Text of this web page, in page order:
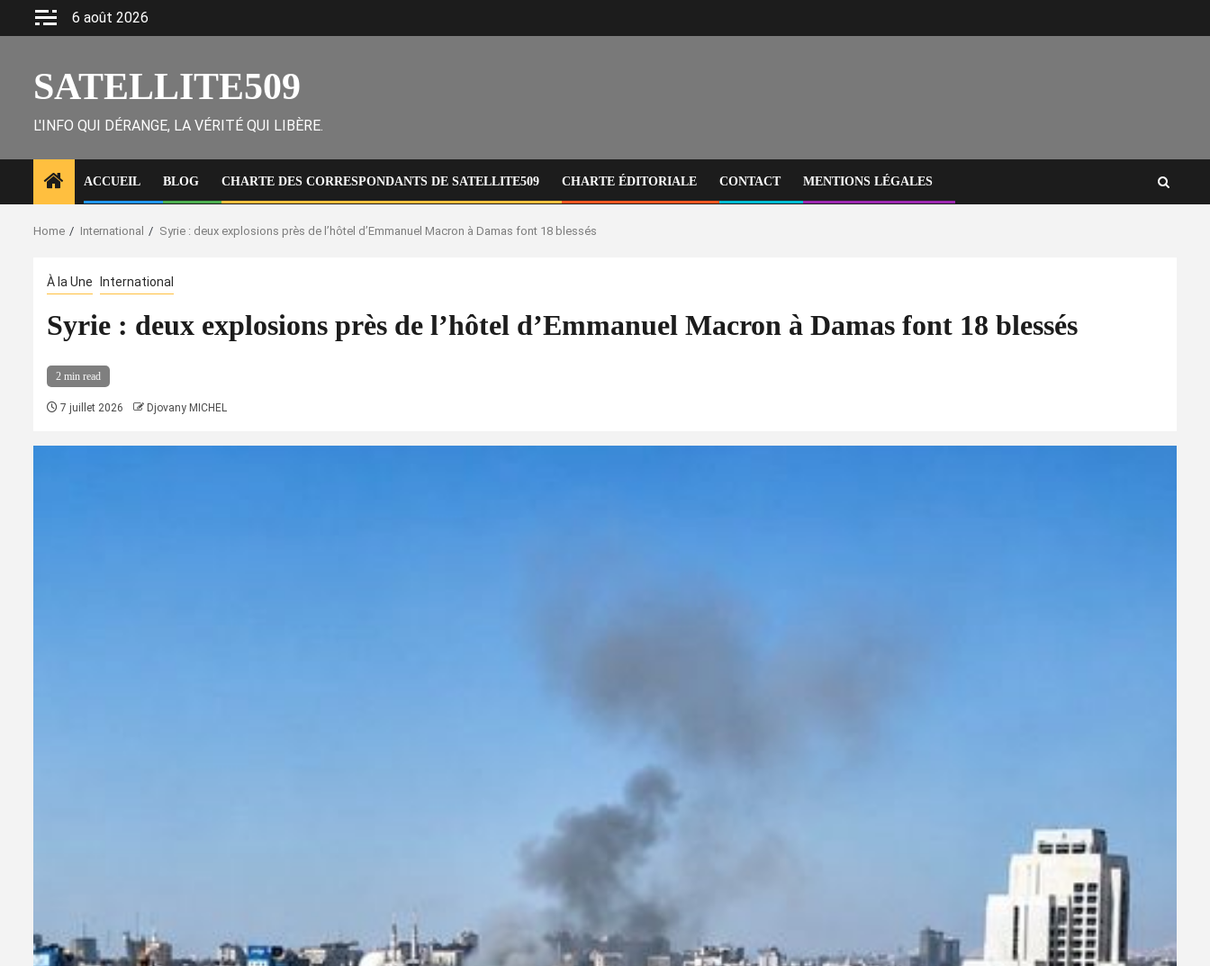
6 août 2026
SATELLITE509
L'INFO QUI DÉRANGE, LA VÉRITÉ QUI LIBÈRE.
ACCUEIL BLOG CHARTE DES CORRESPONDANTS DE SATELLITE509 CHARTE ÉDITORIALE CONTACT MENTIONS LÉGALES
Home International Syrie : deux explosions près de l’hôtel d’Emmanuel Macron à Damas font 18 blessés
À la Une International
Syrie : deux explosions près de l’hôtel d’Emmanuel Macron à Damas font 18 blessés
2 min read
7 juillet 2026 Djovany MICHEL